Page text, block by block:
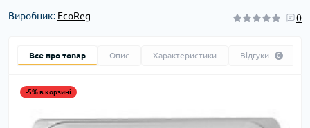
Виробник: EcoReg 0
Все про товар Опис Характеристики Відгуки 0
-5% в корзині